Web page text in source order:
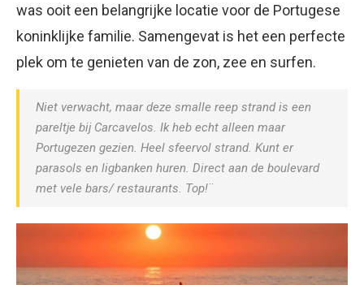
was ooit een belangrijke locatie voor de Portugese
koninklijke familie. Samengevat is het een perfecte
plek om te genieten van de zon, zee en surfen.
Niet verwacht, maar deze smalle reep strand is een
pareltje bij Carcavelos. Ik heb echt alleen maar
Portugezen gezien. Heel sfeervol strand. Kunt er
parasols en ligbanken huren. Direct aan de boulevard
met vele bars/ restaurants. Top!¨